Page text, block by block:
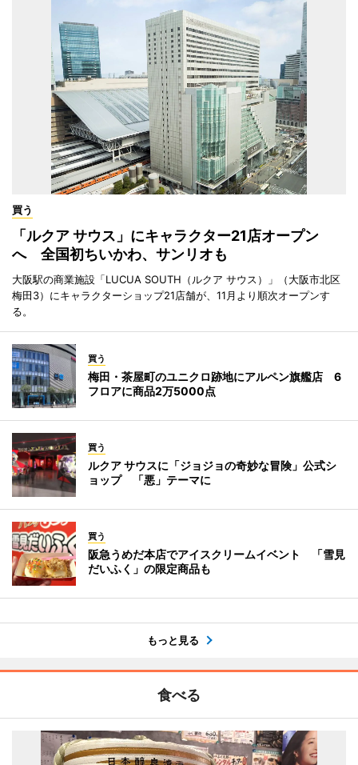
買う
「ルクア サウス」にキャラクター21店オープン
へ 全国初ちいかわ、サンリオも
大阪駅の商業施設「LUCUA SOUTH（ルクア サウス）」（大阪市北区
梅田3）にキャラクターショップ21店舗が、11月より順次オープンす
る。
買う
梅田・茶屋町のユニクロ跡地にアルペン旗艦店 6
フロアに商品2万5000点
買う
ルクア サウスに「ジョジョの奇妙な冒険」公式シ
ョップ 「悪」テーマに
買う
阪急うめだ本店でアイスクリームイベント 「雪見
だいふく」の限定商品も
もっと見る
食べる